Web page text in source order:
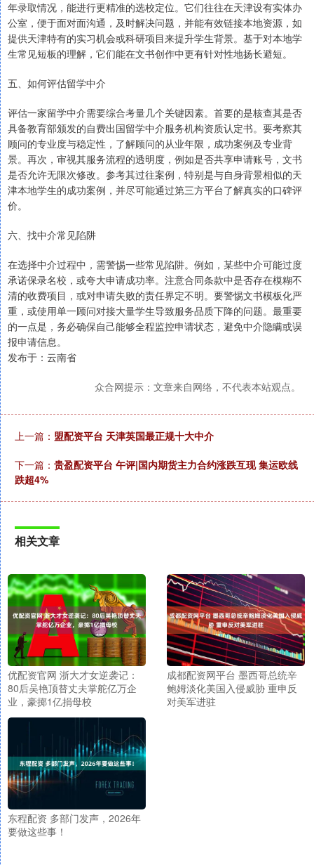
年录取情况，能进行更精准的选校定位。它们往往在天津设有实体办
公室，便于面对面沟通，及时解决问题，并能有效链接本地资源，如
提供天津特有的实习机会或科研项目来提升学生背景。基于对本地学
生常见短板的理解，它们能在文书创作中更有针对性地扬长避短。
五、如何评估留学中介
评估一家留学中介需要综合考量几个关键因素。首要的是核查其是否
具备教育部颁发的自费出国留学中介服务机构资质认定书。要考察其
顾问的专业度与稳定性，了解顾问的从业年限，成功案例及专业背
景。再次，审视其服务流程的透明度，例如是否共享申请账号，文书
是否允许无限次修改。参考其过往案例，特别是与自身背景相似的天
津本地学生的成功案例，并尽可能通过第三方平台了解真实的口碑评
价。
六、找中介常见陷阱
在选择中介过程中，需警惕一些常见陷阱。例如，某些中介可能过度
承诺保录名校，或夸大申请成功率。注意合同条款中是否存在模糊不
清的收费项目，或对申请失败的责任界定不明。要警惕文书模板化严
重，或使用单一顾问对接大量学生导致服务品质下降的问题。最重要
的一点是，务必确保自己能够全程监控申请状态，避免中介隐瞒或误
报申请信息。
发布于：云南省
众合网提示：文章来自网络，不代表本站观点。
上一篇： 盟配资平台 天津英国最正规十大中介
下一篇： 贵盈配资平台 午评|国内期货主力合约涨跌互现 集运欧线
跌超4%
相关文章
优配资官网 浙大才女逆袭记：
80后吴艳顶替丈夫掌舵亿万企
业，豪掷1亿捐母校
成都配资网平台 墨西哥总统辛
鲍姆淡化美国入侵威胁 重申反
对美军进驻
东程配资 多部门发声，2026年
要做这些事！